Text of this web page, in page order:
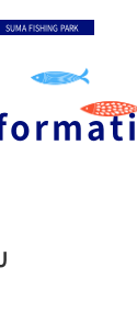
SUMA FISHING PARK